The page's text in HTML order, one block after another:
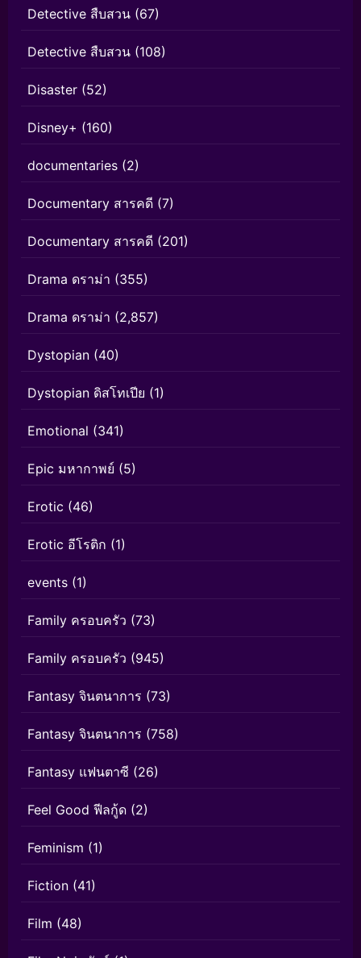
Detective สืบสวน (67)
Detective สืบสวน (108)
Disaster (52)
Disney+ (160)
documentaries (2)
Documentary สารคดี (7)
Documentary สารคดี (201)
Drama ดราม่า (355)
Drama ดราม่า (2,857)
Dystopian (40)
Dystopian ดิสโทเปีย (1)
Emotional (341)
Epic มหากาพย์ (5)
Erotic (46)
Erotic อีโรติก (1)
events (1)
Family ครอบครัว (73)
Family ครอบครัว (945)
Fantasy จินตนาการ (73)
Fantasy จินตนาการ (758)
Fantasy แฟนตาซี (26)
Feel Good ฟีลกู้ด (2)
Feminism (1)
Fiction (41)
Film (48)